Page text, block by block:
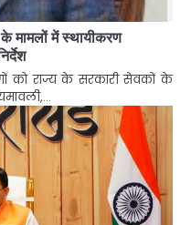
मामलों में स्थायीकरण
को राज्य के सरकारी सेवकों के